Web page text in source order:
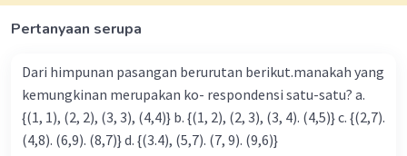
dengan mudah. Jadi, kita akan menggunakan rumus
kuadrat:
x = (-b ± √(b² - 4ac)) / (2a)
Dalam persamaan ini, a = 2, b = -3, dan c = -9. Sekarang
kita dapat menghitung nilai x:
Pertanyaan serupa
Dari himpunan pasangan berurutan berikut.manakah yang
kemungkinan merupakan ko- respondensi satu-satu? a.
{(1, 1), (2, 2), (3, 3), (4,4)} b. {(1, 2), (2, 3), (3, 4). (4,5)} c. {(2,7).
(4,8). (6,9). (8,7)} d. {(3.4), (5,7). (7, 9). (9,6)}